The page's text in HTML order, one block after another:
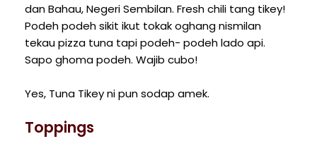
dan Bahau, Negeri Sembilan. Fresh chili tang tikey!
Podeh podeh sikit ikut tokak oghang nismilan
tekau pizza tuna tapi podeh- podeh lado api.
Sapo ghoma podeh. Wajib cubo!
Yes, Tuna Tikey ni pun sodap amek.
Toppings